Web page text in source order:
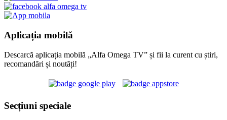
Aplicația mobilă
Descarcă aplicația mobilă „Alfa Omega TV” și fii la curent cu știri,
recomandări și noutăți!
Secțiuni speciale